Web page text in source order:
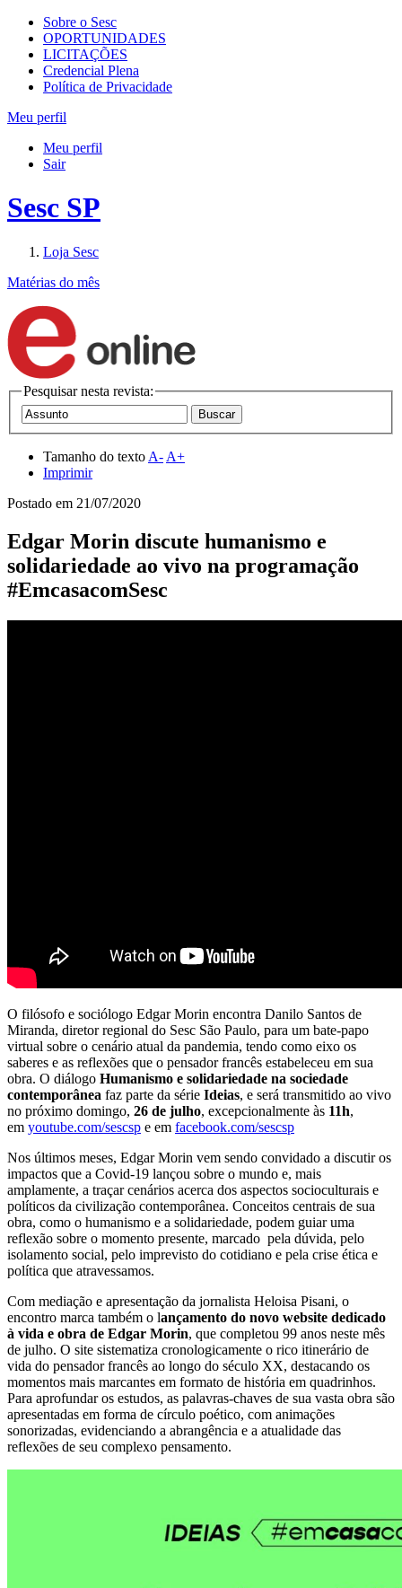
Sobre o Sesc
OPORTUNIDADES
LICITAÇÕES
Credencial Plena
Política de Privacidade
Meu perfil
Meu perfil
Sair
Sesc SP
Loja Sesc
Matérias do mês
Pesquisar nesta revista:
Tamanho do texto A- A+
Imprimir
Postado em 21/07/2020
Edgar Morin discute humanismo e
solidariedade ao vivo na programação
#EmcasacomSesc
O filósofo e sociólogo Edgar Morin encontra Danilo Santos de
Miranda, diretor regional do Sesc São Paulo, para um bate-papo
virtual sobre o cenário atual da pandemia, tendo como eixo os
saberes e as reflexões que o pensador francês estabeleceu em sua
obra. O diálogo Humanismo e solidariedade na sociedade
contemporânea faz parte da série Ideias, e será transmitido ao vivo
no próximo domingo, 26 de julho, excepcionalmente às 11h,
em youtube.com/sescsp e em facebook.com/sescsp
Nos últimos meses, Edgar Morin vem sendo convidado a discutir os
impactos que a Covid-19 lançou sobre o mundo e, mais
amplamente, a traçar cenários acerca dos aspectos socioculturais e
políticos da civilização contemporânea. Conceitos centrais de sua
obra, como o humanismo e a solidariedade, podem guiar uma
reflexão sobre o momento presente, marcado pela dúvida, pelo
isolamento social, pelo imprevisto do cotidiano e pela crise ética e
política que atravessamos.
Com mediação e apresentação da jornalista Heloisa Pisani, o
encontro marca também o lançamento do novo website dedicado
à vida e obra de Edgar Morin, que completou 99 anos neste mês
de julho. O site sistematiza cronologicamente o rico itinerário de
vida do pensador francês ao longo do século XX, destacando os
momentos mais marcantes em formato de história em quadrinhos.
Para aprofundar os estudos, as palavras-chaves de sua vasta obra são
apresentadas em forma de círculo poético, com animações
sonorizadas, evidenciando a abrangência e a atualidade das
reflexões de seu complexo pensamento.